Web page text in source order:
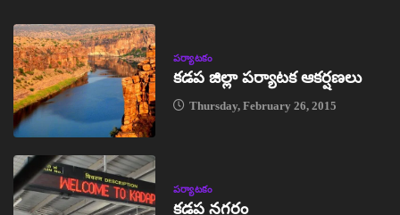
పర్యాటకం
కడప జిల్లా పర్యాటక ఆకర్షణలు
Thursday, February 26, 2015
పర్యాటకం
కడప నగరం